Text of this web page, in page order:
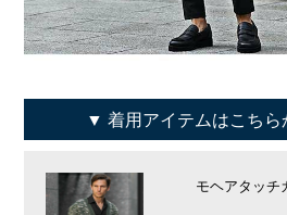
着用アイテムはこち
モヘアタッチ